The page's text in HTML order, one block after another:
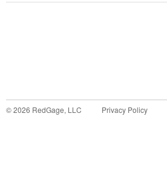
©2026 RedGage, LLC Privacy Policy